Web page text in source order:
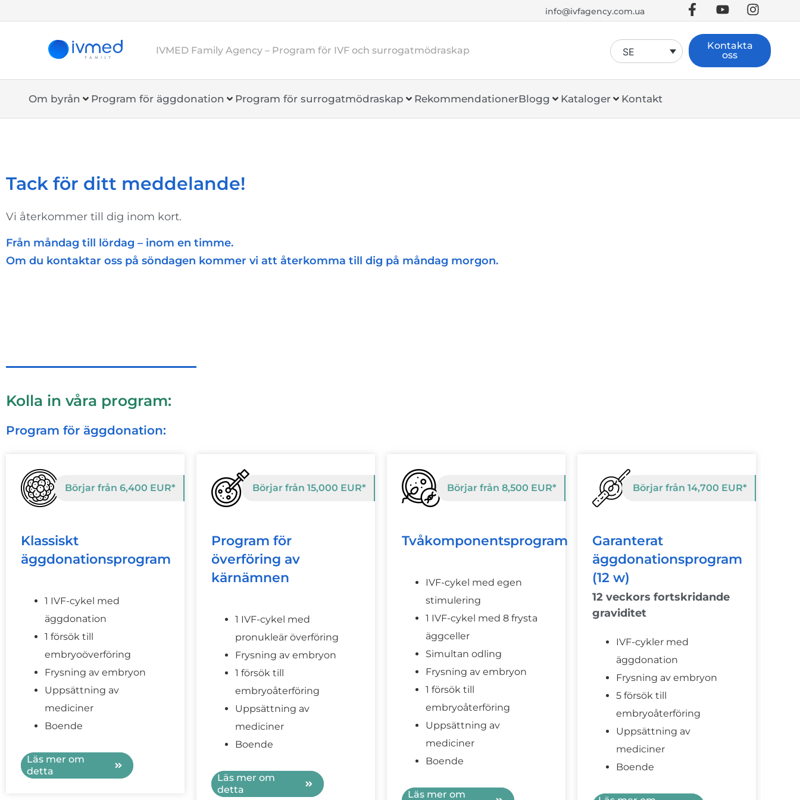
info@ivfagency.com.ua
IVMED Family Agency – Program för IVF och surrogatmödraskap SE
Kontakta
oss
Om byrån Program för äggdonation Program för surrogatmödraskap RekommendationerBlogg Kataloger Kontakt
Tack för ditt meddelande!
Vi återkommer till dig inom kort.
Från måndag till lördag – inom en timme.
Om du kontaktar oss på söndagen kommer vi att återkomma till dig på måndag morgon.
Kolla in våra program:
Program för äggdonation:
Klassiskt
äggdonationsprogram
1 IVF-cykel med
äggdonation
1 försök till
embryoöverföring
Frysning av embryon
Uppsättning av
mediciner
Boende
Läs mer om
detta
Börjar från 6,400 EUR*
Program för
överföring av
kärnämnen
1 IVF-cykel med
pronukleär överföring
Frysning av embryon
1 försök till
embryoåterföring
Uppsättning av
mediciner
Boende
Läs mer om
detta
Börjar från 15,000 EUR*
Tvåkomponentsprogram
IVF-cykel med egen
stimulering
1 IVF-cykel med 8 frysta
äggceller
Simultan odling
Frysning av embryon
1 försök till
embryoåterföring
Uppsättning av
mediciner
Boende
Läs mer om
Börjar från 8,500 EUR*
Garanterat
äggdonationsprogram
(12 w)
12 veckors fortskridande
graviditet
IVF-cykler med
äggdonation
Frysning av embryon
5 försök till
embryoåterföring
Uppsättning av
mediciner
Boende
Börjar från 14,700 EUR*